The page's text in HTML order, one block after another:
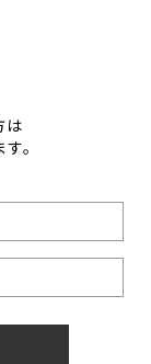
は
。